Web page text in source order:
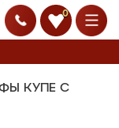
0
КУПЕ С